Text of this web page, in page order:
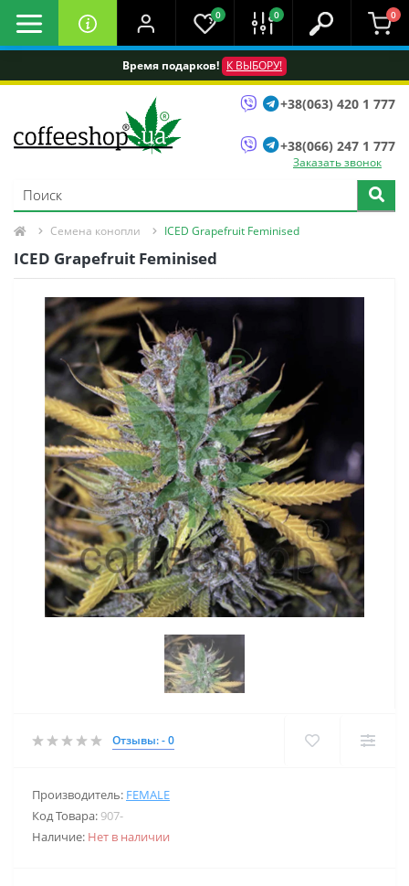
Время подарков! К ВЫБОРУ!
0 0 0
+38(063) 420 1 777
+38(066) 247 1 777
Заказать звонок
Семена конопли ICED Grapefruit Feminised
ICED Grapefruit Feminised
Отзывы: - 0
Производитель: FEMALE
Код Товара: 907-
Наличие: Нет в наличии